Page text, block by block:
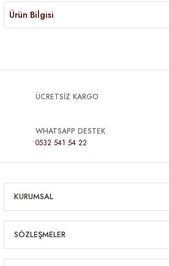
Ürün Bilgisi
ÜCRETSİZ KARGO
WHATSAPP DESTEK
0532 541 54 22
KURUMSAL
SÖZLEŞMELER